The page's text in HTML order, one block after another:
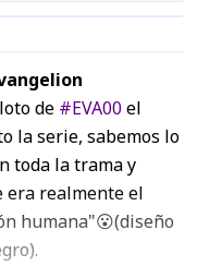
de #EVA00el
la serie, sabemos lo
toda la trama y
era realmente el
humana"😮(diseño